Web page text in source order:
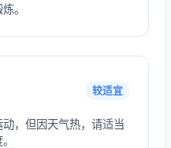
。
较适宜
，但因天气热，请适当